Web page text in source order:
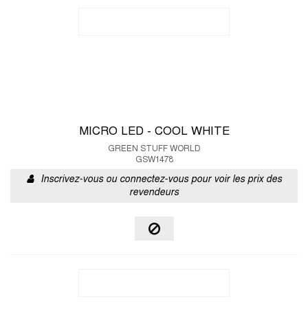
MICRO LED - COOL WHITE
GREEN STUFF WORLD
GSW1478
Inscrivez-vous ou connectez-vous pour voir les prix des
revendeurs